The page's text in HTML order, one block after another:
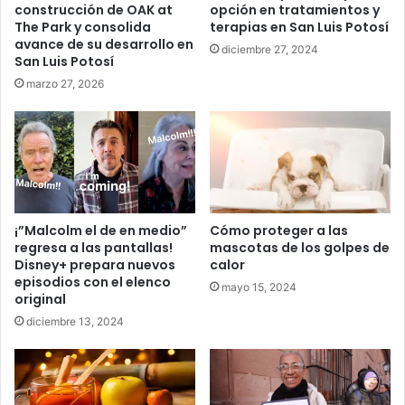
construcción de OAK at
The Park y consolida
avance de su desarrollo en
San Luis Potosí
marzo 27, 2026
opción en tratamientos y
terapias en San Luis Potosí
diciembre 27, 2024
¡”Malcolm el de en medio”
regresa a las pantallas!
Disney+ prepara nuevos
episodios con el elenco
original
diciembre 13, 2024
Cómo proteger a las
mascotas de los golpes de
calor
mayo 15, 2024